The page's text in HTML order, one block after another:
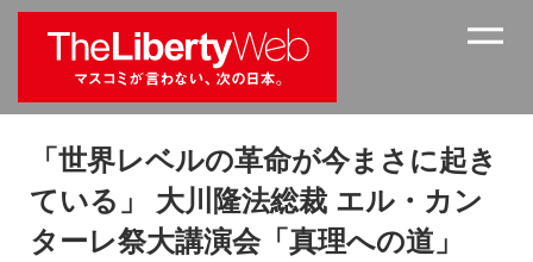
「世界レベルの革命が今まさに起き
ている」 大川隆法総裁 エル・カン
ターレ祭大講演会「真理への道」